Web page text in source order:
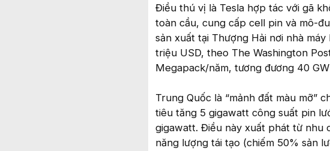
Điều thú vị là Tesla hợp tác với gã
toàn cầu, cung cấp cell pin và mô-
sản xuất tại Thượng Hải nơi nhà
triệu USD, theo The Washington
Megapack/năm, tương đương 40
Trung Quốc là “mảnh đất màu mỡ”
tiêu tăng 5 gigawatt công suất pin
gigawatt. Điều này xuất phát từ nhu
năng lượng tái tạo (chiếm 50% sản